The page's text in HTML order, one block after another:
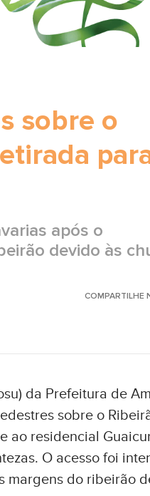
sobre o
após o
devido às
COMPARTILHE
da Prefeitura de
sobre o
ao residencial
O acesso foi
margens do ribeirão